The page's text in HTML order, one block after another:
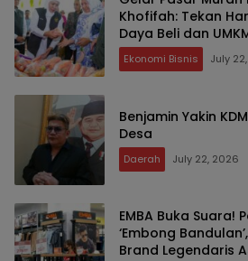
Khofifah: Tekan
Daya Beli dan
Ekonomi Bisnis July
Benjamin Yakin
Desa
Daerah July 22, 2026
EMBA Buka Suara!
‘Embong
Brand Legendaris